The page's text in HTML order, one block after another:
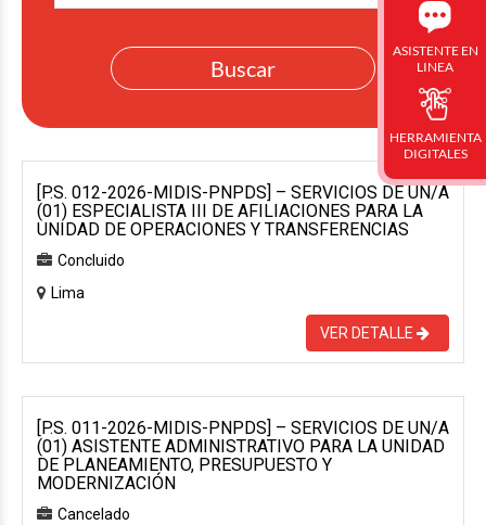
[P.S. 012-2026-MIDIS-PNPDS] – SERVICIOS DE UN/A
(01) ESPECIALISTA III DE AFILIACIONES PARA LA
UNIDAD DE OPERACIONES Y TRANSFERENCIAS
Concluido
Lima
VER DETALLE
[P.S. 011-2026-MIDIS-PNPDS] – SERVICIOS DE UN/A
(01) ASISTENTE ADMINISTRATIVO PARA LA UNIDAD
DE PLANEAMIENTO, PRESUPUESTO Y
MODERNIZACIÓN
Cancelado
ASISTENTE EN
LINEA
HERRAMIENTA
DIGITALES